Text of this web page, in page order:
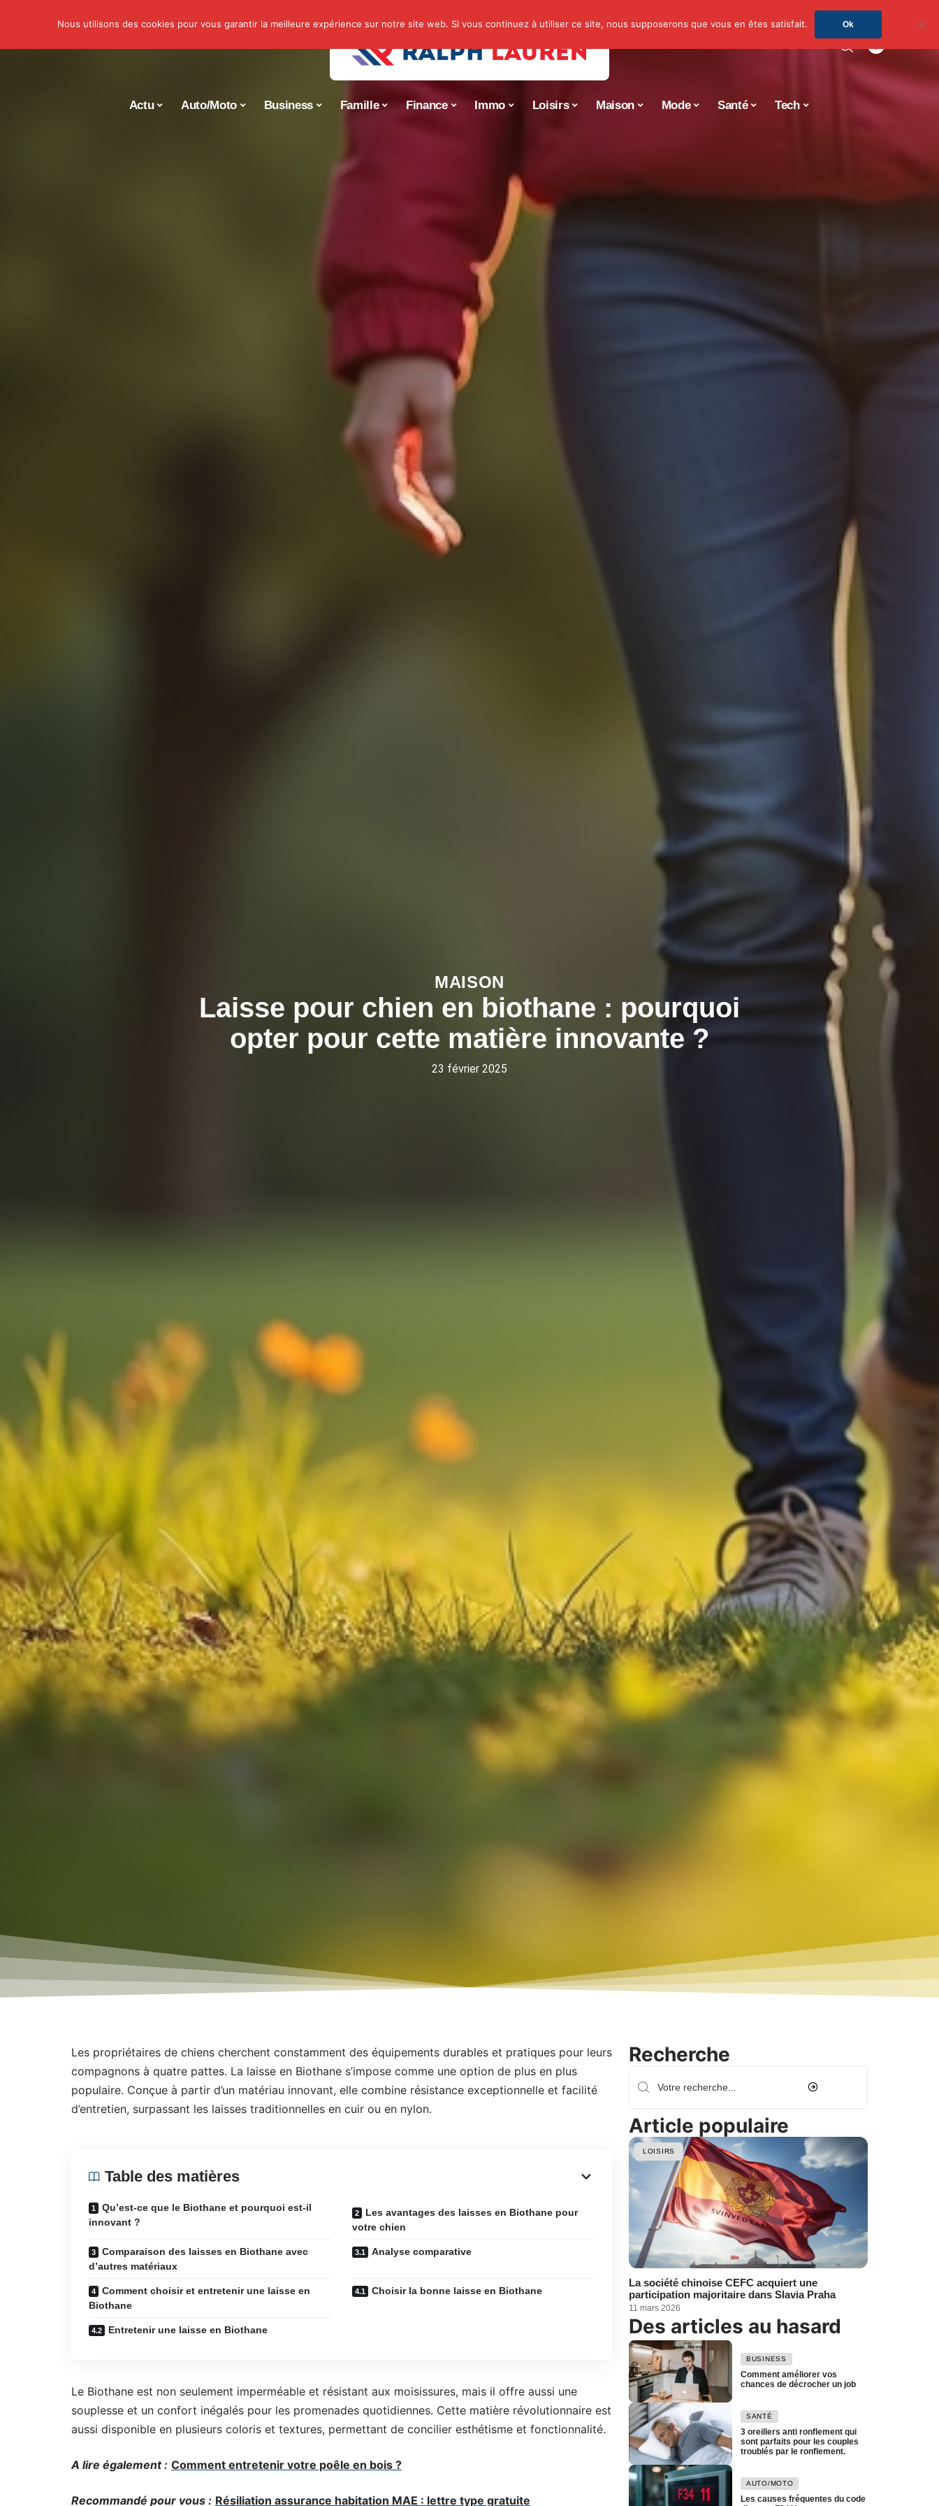
Actu Auto/Moto Business Famille Finance Immo Loisirs Maison Mode Santé Tech
MAISON
Laisse pour chien en biothane : pourquoi
opter pour cette matière innovante ?
23 février 2025
Les propriétaires de chiens cherchent constamment des équipements durables et pratiques pour leurs
compagnons à quatre pattes. La laisse en Biothane s’impose comme une option de plus en plus
populaire. Conçue à partir d’un matériau innovant, elle combine résistance exceptionnelle et facilité
d’entretien, surpassant les laisses traditionnelles en cuir ou en nylon.
Table des matières
Qu’est-ce que le Biothane et pourquoi est-il
innovant ?
Les avantages des laisses en Biothane pour
votre chien
Comparaison des laisses en Biothane avec
d’autres matériaux
Analyse comparative
Comment choisir et entretenir une laisse en
Biothane
Choisir la bonne laisse en Biothane
Entretenir une laisse en Biothane
Le Biothane est non seulement imperméable et résistant aux moisissures, mais il offre aussi une
souplesse et un confort inégalés pour les promenades quotidiennes. Cette matière révolutionnaire est
aussi disponible en plusieurs coloris et textures, permettant de concilier esthétisme et fonctionnalité.
A lire également : Comment entretenir votre poêle en bois ?
Recommandé pour vous : Résiliation assurance habitation MAE : lettre type gratuite
Recherche
Article populaire
LOISIRS
La société chinoise CEFC acquiert une
participation majoritaire dans Slavia Praha
11 mars 2026
Des articles au hasard
BUSINESS
Comment améliorer vos
chances de décrocher un job
SANTÉ
3 oreillers anti ronflement qui
sont parfaits pour les couples
troublés par le ronflement.
AUTO/MOTO
Les causes fréquentes du code
Nous utilisons des cookies pour vous garantir la meilleure expérience sur notre site web. Si vous continuez à utiliser ce site, nous supposerons que vous en êtes satisfait. Ok